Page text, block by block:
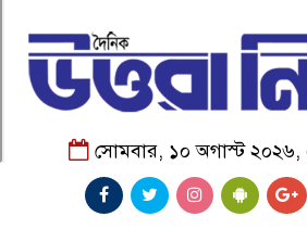
সোমবার, ১০ অগাস্ট ২০২৬,